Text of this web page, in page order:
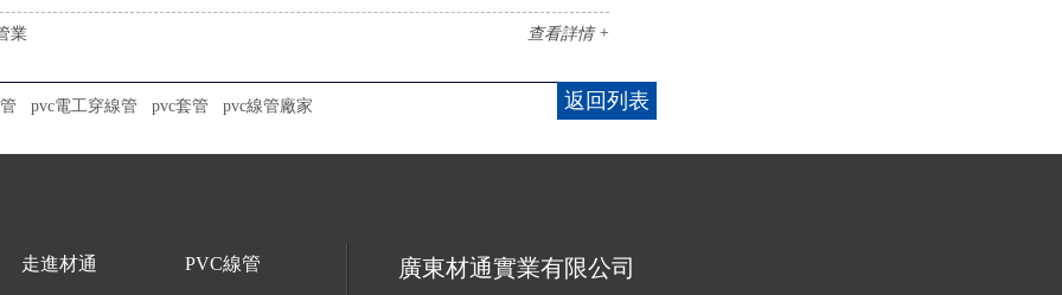
查看詳情 +
業
返回列表
pvc電工穿線管 pvc套管 pvc線管廠家
走進材通 PVC線管 廣東材通實業有限公司